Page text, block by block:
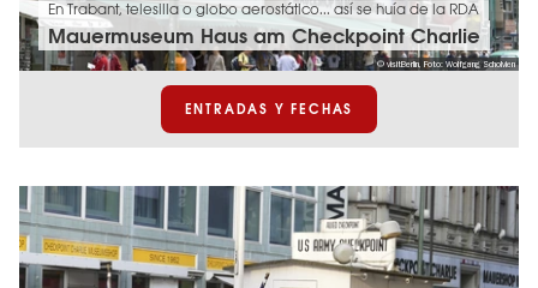
© visitBerlin, Foto: Wolfgang Scholvien
En Trabant, telesilla o globo aerostático... así se huía de la RDA
Mauermuseum Haus am Checkpoint Charlie
ENTRADAS Y FECHAS